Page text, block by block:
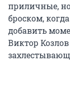
приличные,
броском,
добавить
Виктор